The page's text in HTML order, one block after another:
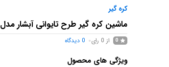
کره گیر
ماشین کره‌ گیر طرح تایوانی آبشار مدل T13
0 از 0 رای 0 دیدگاه
ویژگی های محصول